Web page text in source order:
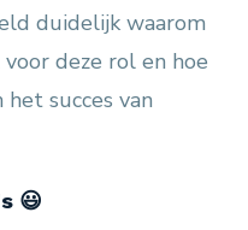
duidelijk waarom
deze rol en hoe
succes van
😃